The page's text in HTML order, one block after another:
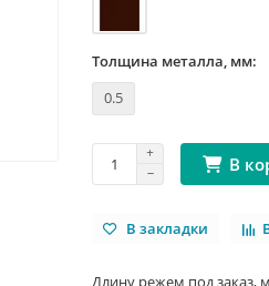
Толщина металла, мм:
0.5
В
В закладки